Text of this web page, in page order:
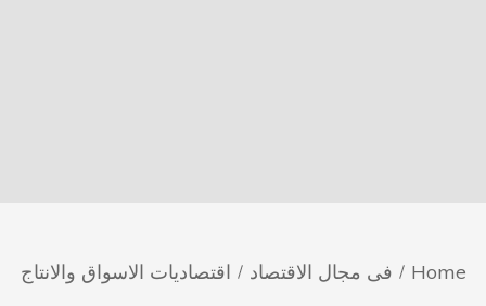
Home فى مجال الاقتصاد اقتصاديات الاسواق والانتاج